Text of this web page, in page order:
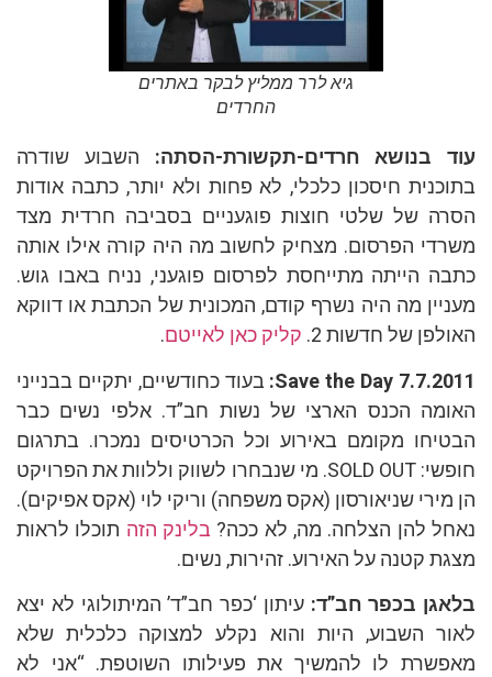
גיא לרר ממליץ לבקר באתרים
החרדים
בנושא חרדים-תקשורת-הסתה:השבוע שודרה
חיסכון כלכלי, לא פחות ולא יותר, כתבה אודות
של שלטי חוצות פוגעניים בסביבה חרדית מצד
הפרסום. מצחיק לחשוב מה היה קורה אילו אותה
הייתה מתייחסת לפרסום פוגעני, נניח באבו גוש.
מה היה נשרף קודם, המכונית של הכתבת או דווקא
של חדשות 2.
קליק כאן לאייטם.
Save the Day בעוד כחודשיים, יתקיים בבנייני
הכנס הארצי של נשות חב”ד. אלפי נשים כבר
מקומם באירוע וכל הכרטיסים נמכרו. בתרגום
חופשי: SOLD OUT. מי שנבחרו לשווק וללוות את הפרויקט
שניאורסון (אקס משפחה) וריקי לוי (אקס אפיקים).
להן הצלחה. מה, לא ככה?בלינק הזהתוכלו לראות
קטנה על האירוע. זהירות, נשים.
בכפר חב”ד:עיתון ‘כפר חב”ד’ המיתולוגי לא יצא
השבוע, היות והוא נקלע למצוקה כלכלית שלא
לו להמשיך את פעילותו השוטפת. “אני לא